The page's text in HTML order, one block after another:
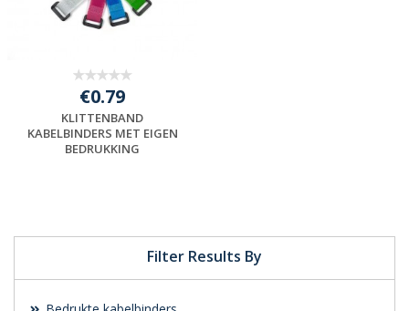
Filter Results By
€0.79
KLITTENBAND
KABELBINDERS MET EIGEN
BEDRUKKING